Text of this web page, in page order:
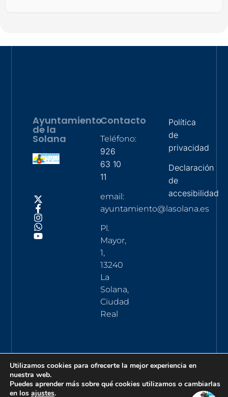
Ayuntamiento
de la
Solana
Contacto
Teléfono:
926
63 10
11
email:
ayuntamiento@lasolana.es
Pl.
Mayor,
1,
13240
La
Solana,
Ciudad
Real
Política
de
privacidad
Declaración
de
accesibilidad
Utilizamos cookies para ofrecerte la mejor experiencia en
nuestra web.
Puedes aprender más sobre qué cookies utilizamos o cambiarlas
en los ajustes.